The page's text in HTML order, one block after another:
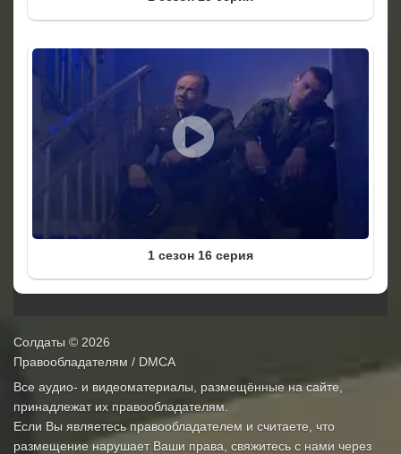
1 сезон 16 серия
Солдаты © 2026
Правообладателям / DMCA
Все аудио- и видеоматериалы, размещённые на сайте,
принадлежат их правообладателям.
Если Вы являетесь правообладателем и считаете, что
размещение нарушает Ваши права, свяжитесь с нами через